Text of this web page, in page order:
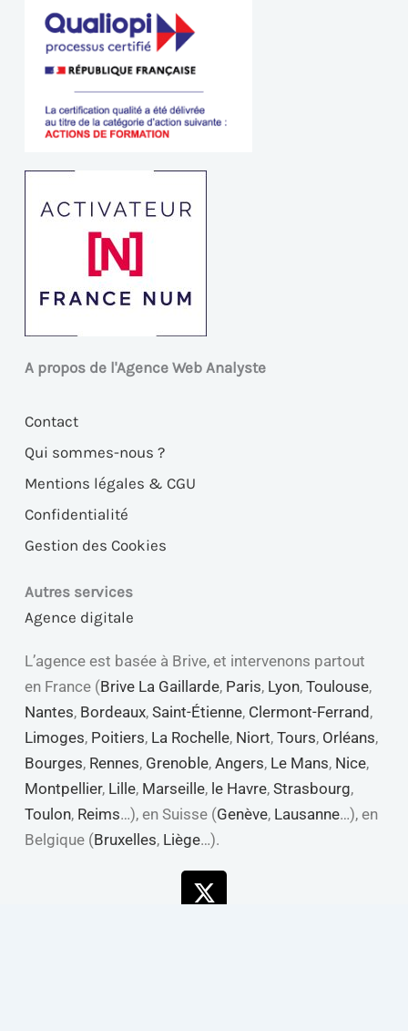
A propos de l'Agence Web Analyste
Contact
Qui sommes-nous ?
Mentions légales & CGU
Confidentialité
Gestion des Cookies
Autres services
Agence digitale
L’agence est basée à Brive, et intervenons partout
en France (Brive La Gaillarde, Paris, Lyon, Toulouse,
Nantes, Bordeaux, Saint-Étienne, Clermont-Ferrand,
Limoges, Poitiers, La Rochelle, Niort, Tours, Orléans,
Bourges, Rennes, Grenoble, Angers, Le Mans, Nice,
Montpellier, Lille, Marseille, le Havre, Strasbourg,
Toulon, Reims…), en Suisse (Genève, Lausanne…), en
Belgique (Bruxelles, Liège…).
X-
twitter
Linkedin
Youtube
Facebook